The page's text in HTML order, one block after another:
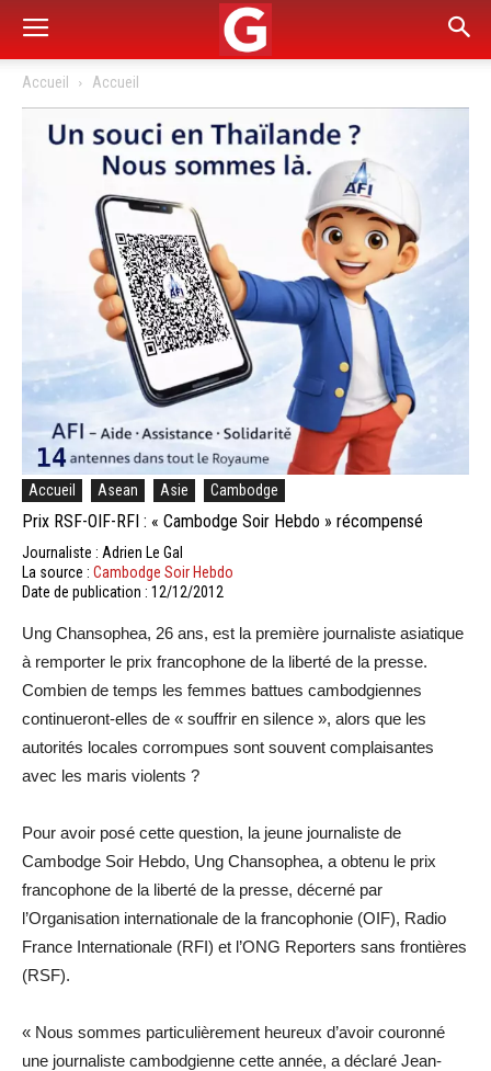
Accueil Accueil
Accueil Asean Asie Cambodge
Prix RSF-OIF-RFI : « Cambodge Soir Hebdo » récompensé
Journaliste : Adrien Le Gal
La source : Cambodge Soir Hebdo
Date de publication : 12/12/2012
Ung Chansophea, 26 ans, est la première journaliste asiatique
à remporter le prix francophone de la liberté de la presse.
Combien de temps les femmes battues cambodgiennes
continueront-elles de « souffrir en silence », alors que les
autorités locales corrompues sont souvent complaisantes
avec les maris violents ?
Pour avoir posé cette question, la jeune journaliste de
Cambodge Soir Hebdo, Ung Chansophea, a obtenu le prix
francophone de la liberté de la presse, décerné par
l’Organisation internationale de la francophonie (OIF), Radio
France Internationale (RFI) et l’ONG Reporters sans frontières
(RSF).
« Nous sommes particulièrement heureux d’avoir couronné
une journaliste cambodgienne cette année, a déclaré Jean-